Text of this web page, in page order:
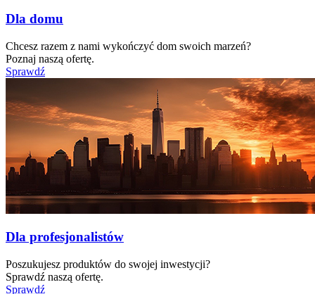
Dla domu
Chcesz razem z nami wykończyć dom swoich marzeń?
Poznaj naszą ofertę.
Sprawdź
Dla profesjonalistów
Poszukujesz produktów do swojej inwestycji?
Sprawdź naszą ofertę.
Sprawdź